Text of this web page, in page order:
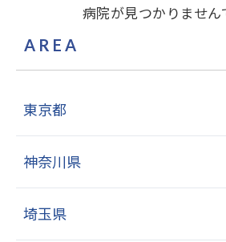
病院が見つかりません
AREA
東京都
神奈川県
埼玉県